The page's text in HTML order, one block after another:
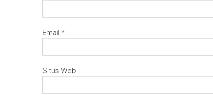
Email *
Situs Web